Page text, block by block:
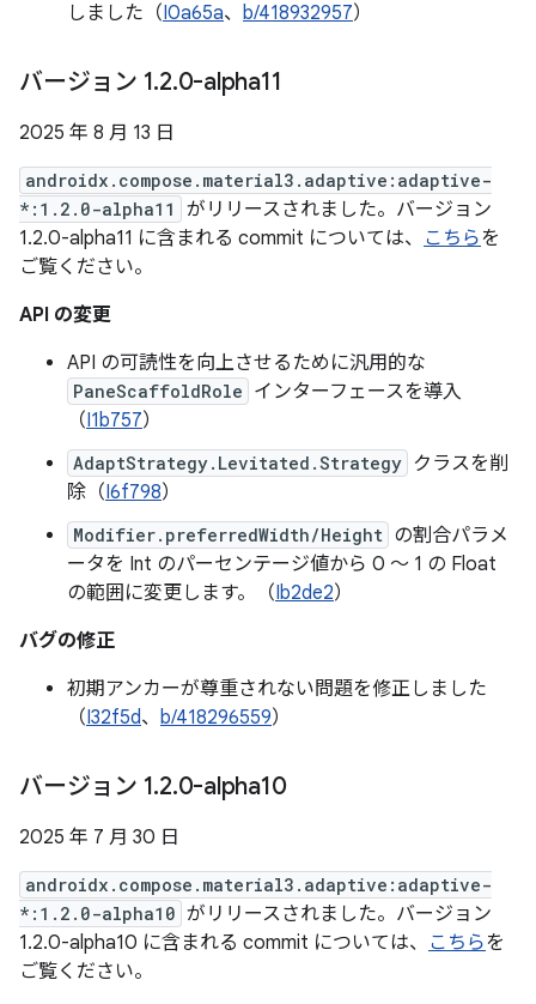
しました（I0a65a、 b/418932957）
バージョン 1.2.0-alpha11
2025 年 8 月 13 日
androidx.compose.material3.adaptive:adaptive-
*:1.2.0-alpha11
がリリースされました。バージョン
1.2.0-alpha11 に含まれる commit については、 こちらを
ご覧ください。
API の変更
API の可読性を向上させるために汎用的な
PaneScaffoldRole インターフェースを導入
（I1b757）
AdaptStrategy.Levitated.Strategy クラスを削
除（I6f798）
Modifier.preferredWidth/Height の割合パラメ
ータを Int のパーセンテージ値から 0 ～ 1 の Float
の範囲に変更します。（Ib2de2）
バグの修正
初期アンカーが尊重されない問題を修正しました
（I32f5d、 b/418296559）
バージョン 1.2.0-alpha10
2025 年 7 月 30 日
androidx.compose.material3.adaptive:adaptive-
*:1.2.0-alpha10 がリリースされました。バージョン
1.2.0-alpha10 に含まれる commit については、 こちらを
ご覧ください。